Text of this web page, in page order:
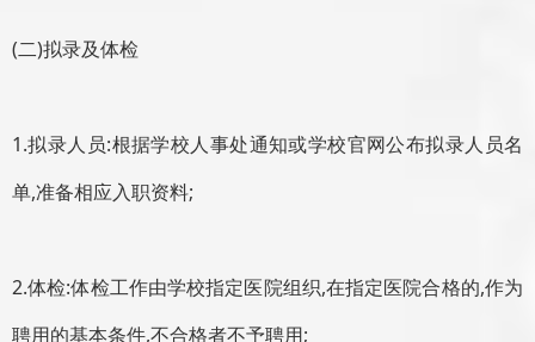
(二)拟录及体检
1.拟录人员:根据学校人事处通知或学校官网公布拟录人员名
单,准备相应入职资料;
2.体检:体检工作由学校指定医院组织,在指定医院合格的,作为
聘用的基本条件,不合格者不予聘用;